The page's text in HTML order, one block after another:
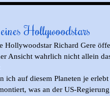
Hollywoodstars
Hollywoodstar Richard Gere
Ansicht wahrlich nicht allein
ich auf diesem Planeten je erlebt
was an der US-